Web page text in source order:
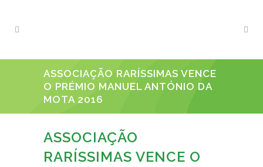
ASSOCIAÇÃO RARÍSSIMAS VENCE
O PRÉMIO MANUEL ANTÓNIO DA
MOTA 2016
ASSOCIAÇÃO
RARÍSSIMAS VENCE O